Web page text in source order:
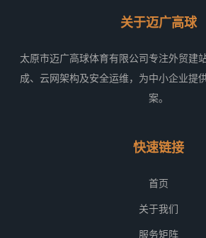
关于迈广高球
太原市迈广高球体育有限公司专注外贸建
成、云网架构及安全运维，为中小企业提
案。
快速链接
首页
关于我们
服务矩阵